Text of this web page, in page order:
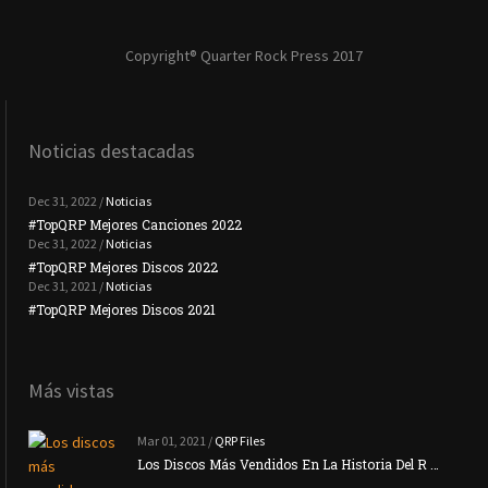
Copyright® Quarter Rock Press 2017
Noticias destacadas
Dec 31, 2022 / Noticias
#TopQRP Mejores Canciones 2022
Dec 31, 2022 / Noticias
#TopQRP Mejores Discos 2022
Dec 31, 2021 / Noticias
#TopQRP Mejores Discos 2021
Más vistas
Mar 01, 2021 / QRP Files
Los Discos Más Vendidos En La Historia Del R …